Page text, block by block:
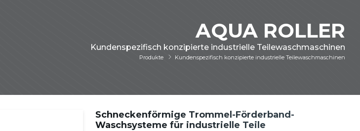
Produkte
Branchen
Medienzentrum
Kontakt
AQUA ROLLER
Kundenspezifisch konzipierte industrielle Teilewaschmaschinen
Produkte Kundenspezifisch konzipierte industrielle Teilewaschmaschinen
Schneckenförmige Trommel-Förderband-
Waschsysteme für industrielle Teile